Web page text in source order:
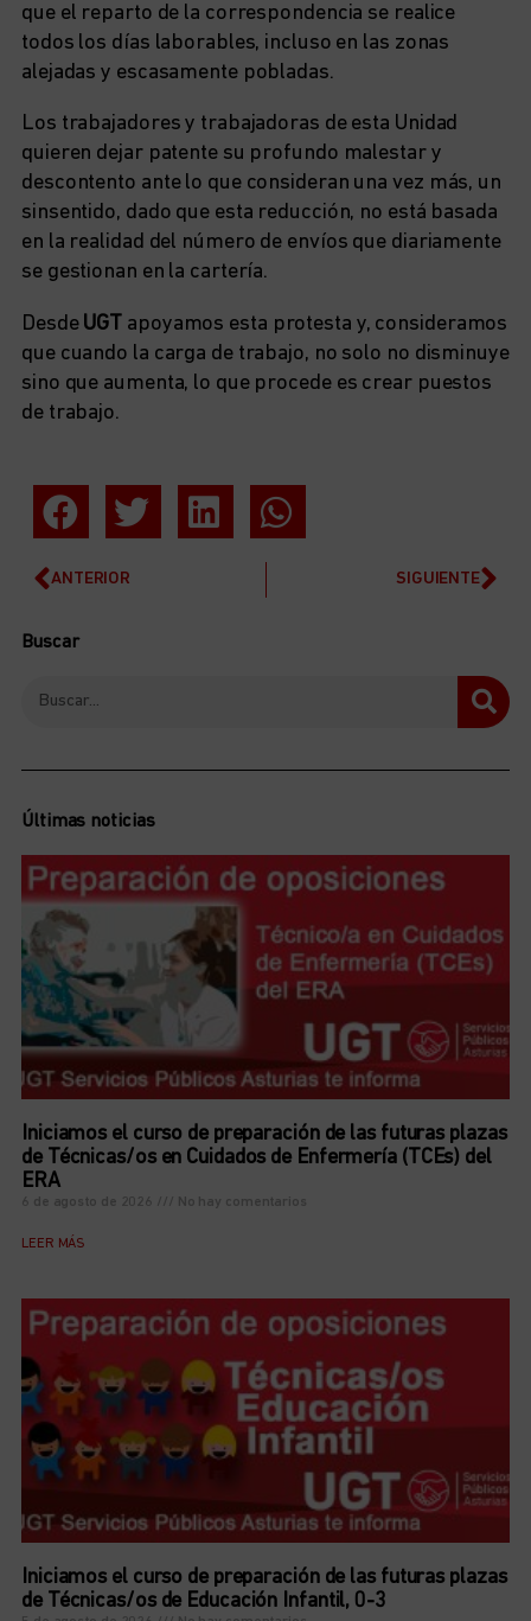
que el reparto de la correspondencia se realice
todos los días laborables, incluso en las zonas
alejadas y escasamente pobladas.
Los trabajadores y trabajadoras de esta Unidad
quieren dejar patente su profundo malestar y
descontento ante lo que consideran una vez más, un
sinsentido, dado que esta reducción, no está basada
en la realidad del número de envíos que diariamente
se gestionan en la cartería.
Desde UGT apoyamos esta protesta y, consideramos
que cuando la carga de trabajo, no solo no disminuye
sino que aumenta, lo que procede es crear puestos
de trabajo.
ANTERIOR SIGUIENTE
Buscar
Últimas noticias
Iniciamos el curso de preparación de las futuras plazas
de Técnicas/os en Cuidados de Enfermería (TCEs) del
ERA
6 de agosto de 2026 No hay comentarios
LEER MÁS
Iniciamos el curso de preparación de las futuras plazas
de Técnicas/os de Educación Infantil, 0-3